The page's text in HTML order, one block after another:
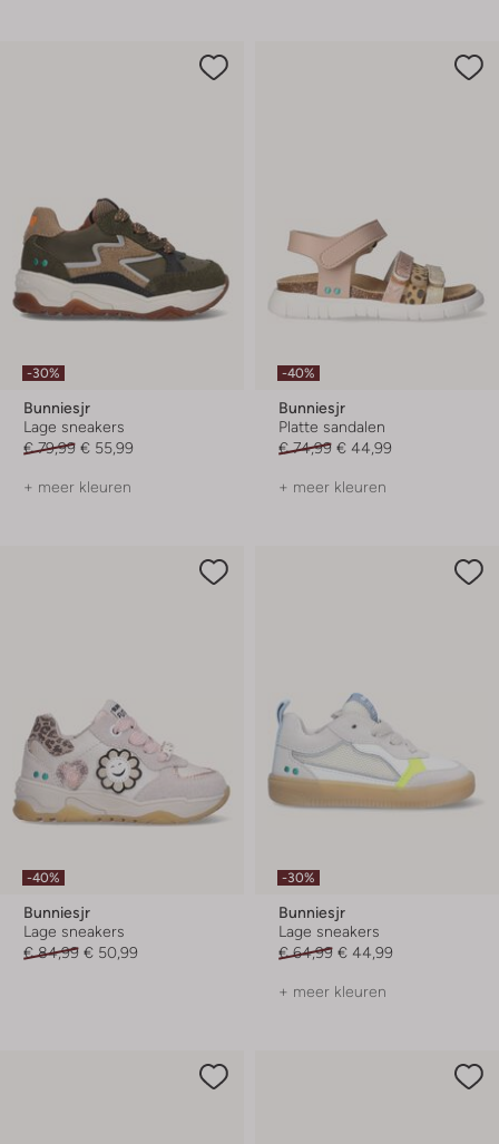
-30%
Bunniesjr
Lage sneakers
€ 79,99 € 55,99
+ meer kleuren
-40%
Bunniesjr
Platte sandalen
€ 74,99 € 44,99
+ meer kleuren
-40%
Bunniesjr
Lage sneakers
€ 84,99 € 50,99
-30%
Bunniesjr
Lage sneakers
€ 64,99 € 44,99
+ meer kleuren